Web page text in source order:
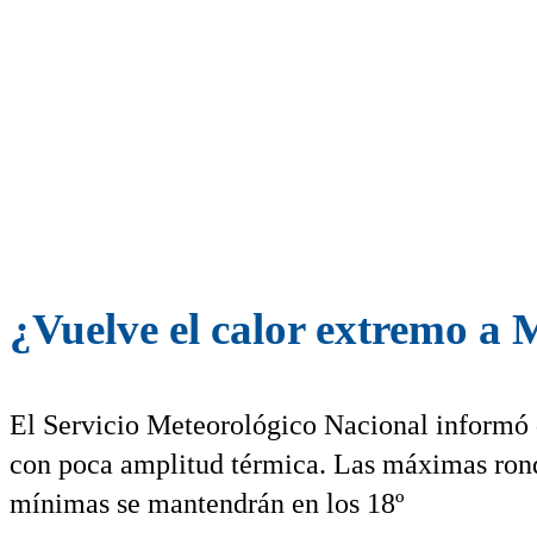
¿Vuelve el calor extremo a
El Servicio Meteorológico Nacional informó
con poca amplitud térmica. Las máximas
mínimas se mantendrán en los 18º